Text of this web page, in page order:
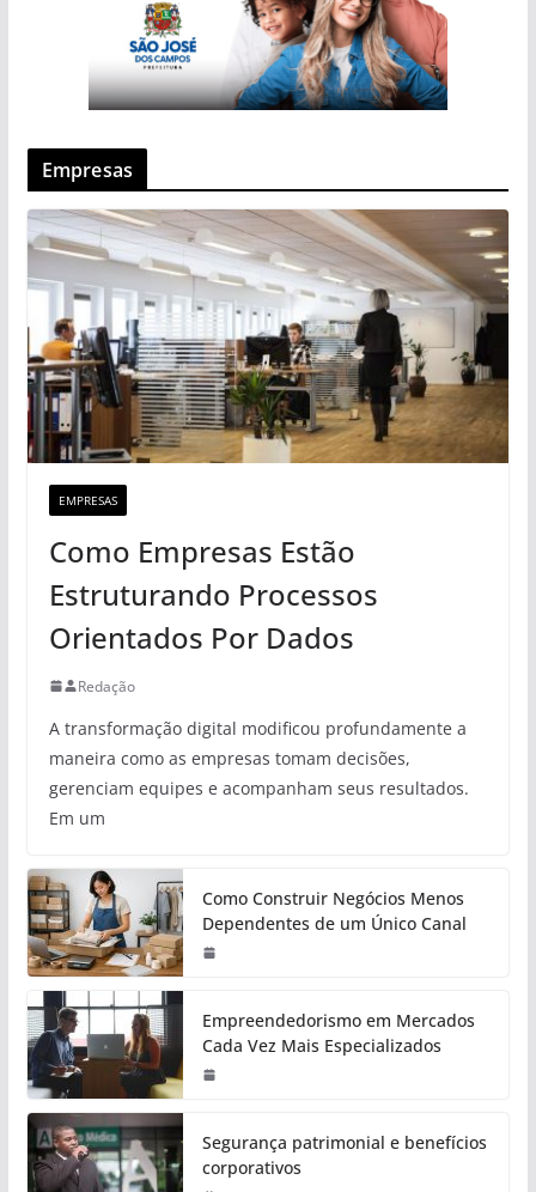
Empresas
EMPRESAS
Como Empresas Estão
Estruturando Processos
Orientados Por Dados
Redação
A transformação digital modificou profundamente a
maneira como as empresas tomam decisões,
gerenciam equipes e acompanham seus resultados.
Em um
Como Construir Negócios Menos
Dependentes de um Único Canal
Empreendedorismo em Mercados
Cada Vez Mais Especializados
Segurança patrimonial e benefícios
corporativos